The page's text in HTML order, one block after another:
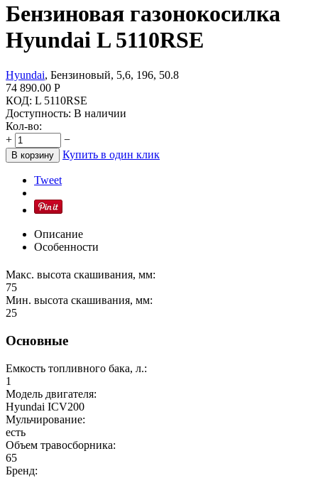
Бензиновая газонокосилка
Hyundai L 5110RSE
Hyundai, Бензиновый, 5,6, 196, 50.8
74 890.00 Р
КОД: L 5110RSE
Доступность: В наличии
Кол-во:
+
−
В корзину Купить в один клик
Tweet
Описание
Особенности
Макс. высота скашивания, мм:
75
Мин. высота скашивания, мм:
25
Основные
Емкость топливного бака, л.:
1
Модель двигателя:
Hyundai ICV200
Мульчирование:
есть
Объем травосборника:
65
Бренд: